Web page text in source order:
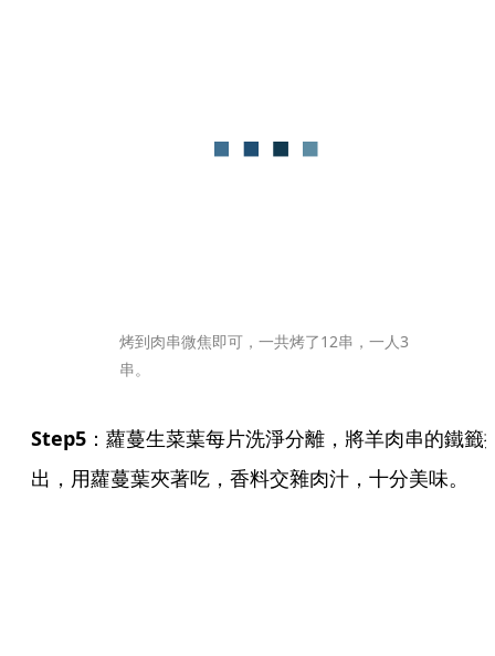
烤到肉串微焦即可，一共烤了12串，一人3
串。
Step5 ：蘿蔓生菜葉每片洗淨分離，將羊肉串的鐵籤
出，用蘿蔓葉夾著吃，香料交雜肉汁，十分美味。